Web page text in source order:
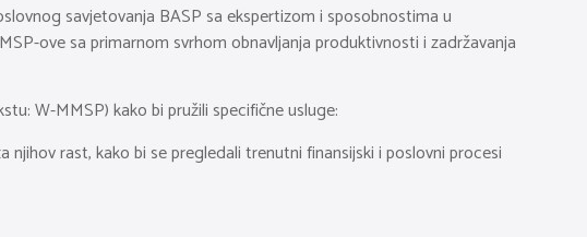
savjetovanja BASP sa ekspertizom i sposobnostima u
ove sa primarnom svrhom obnavljanja produktivnosti i zadržavanja
W-MMSP) kako bi pružili specifične usluge:
rast, kako bi se pregledali trenutni finansijski i poslovni procesi